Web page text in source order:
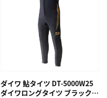
ダイワ 鮎タイツ DT-5000W25
ダイワロングタイツ ブラック